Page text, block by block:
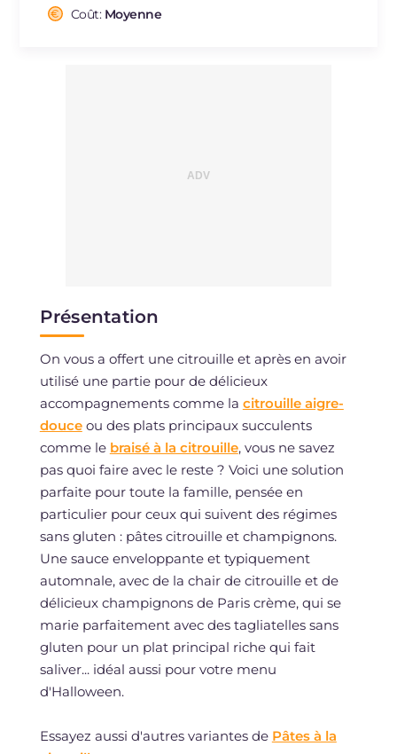
Sodium
Coût: Moyenne
Présentation
On vous a offert une citrouille et après en avoir
utilisé une partie pour de délicieux
accompagnements comme la citrouille aigre-
douceou des plats principaux succulents
comme le braisé à la citrouille, vous ne savez
pas quoi faire avec le reste ? Voici une solution
parfaite pour toute la famille, pensée en
particulier pour ceux qui suivent des régimes
sans gluten : pâtes citrouille et champignons.
Une sauce enveloppante et typiquement
automnale, avec de la chair de citrouille et de
délicieux champignons de Paris crème, qui se
marie parfaitement avec des tagliatelles sans
gluten pour un plat principal riche qui fait
saliver... idéal aussi pour votre menu
d'Halloween.
Essayez aussi d'autres variantes de Pâtes à la